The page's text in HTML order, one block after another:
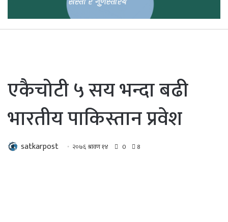
एकैचोटी ५ सय भन्दा बढी
भारतीय पाकिस्तान प्रवेश
satkarpost २०७६ श्रावण १४ 0 8